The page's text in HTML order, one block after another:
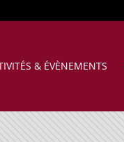
& ÉVÈNEMENTS